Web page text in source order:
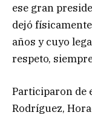
ese gran
dejó
años y cuyo
respeto,
Participaron de
Rodríguez,